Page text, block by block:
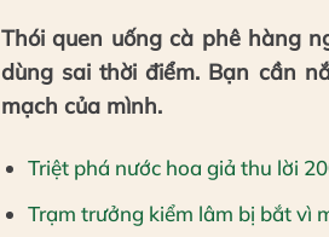
Thói quen uống cà phê hàng
dùng sai thời điểm. Bạn cần
mạch của mình.
Triệt phá nước hoa giả thu lời
Trạm trưởng kiểm lâm bị bắt vì